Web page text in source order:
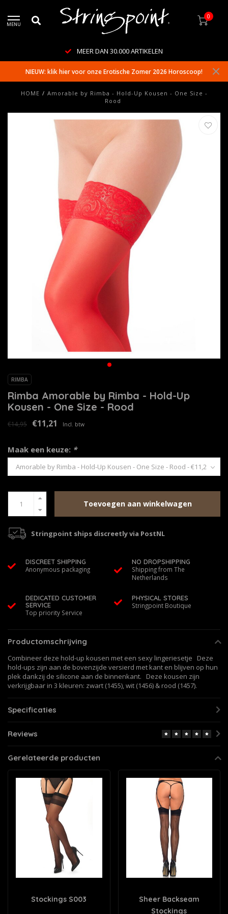
MENU
0
MEER DAN 30.000 ARTIKELEN
NIEUW: klik hier voor onze Erotische Zomer 2026 Horoscoop!
HOME / Amorable by Rimba - Hold-Up Kousen - One Size -
Rood
RIMBA
Rimba Amorable by Rimba - Hold-Up
Kousen - One Size - Rood
€14,95 €11,21 Incl. btw
Maak een keuze: *
Toevoegen aan winkelwagen
Stringpoint ships discreetly via PostNL
DISCREET SHIPPING
Anonymous packaging
NO DROPSHIPPING
Shipping from The
Netherlands
DEDICATED CUSTOMER
SERVICE
Top priority Service
PHYSICAL STORES
Stringpoint Boutique
Productomschrijving
Combineer deze hold-up kousen met een sexy lingeriesetje Deze
hold-ups zijn aan de bovenzijde versierd met kant en blijven op hun
plek dankzij de silicone aan de binnenkant. Deze kousen zijn
verkrijgbaar in 3 kleuren: zwart (1455), wit (1456) & rood (1457).
Specificaties
Reviews
Gerelateerde producten
Stockings S003
Sheer Backseam
Stockings